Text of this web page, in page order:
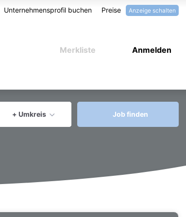
Anzeige schalten
Unternehmensprofil buchen Preise
Anmelden
Merkliste
+ Umkreis
aktuellen Ort verwenden
Job finden